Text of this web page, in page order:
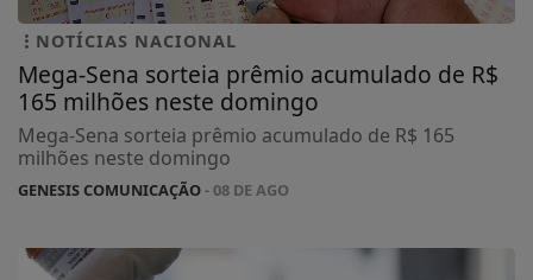
NOTÍCIAS NACIONAL
Mega-Sena sorteia prêmio acumulado de R$
165 milhões neste domingo
Mega-Sena sorteia prêmio acumulado de R$ 165
milhões neste domingo
GENESIS COMUNICAÇÃO- 08 DE AGO